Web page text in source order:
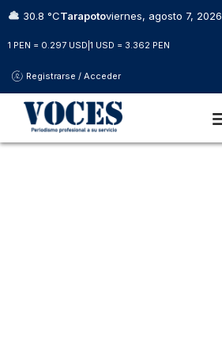
30.8 °CTarapotoviernes, agosto 7, 2026
1 PEN = 0.297 USD 1 USD = 3.362 PEN
Registrarse / Acceder